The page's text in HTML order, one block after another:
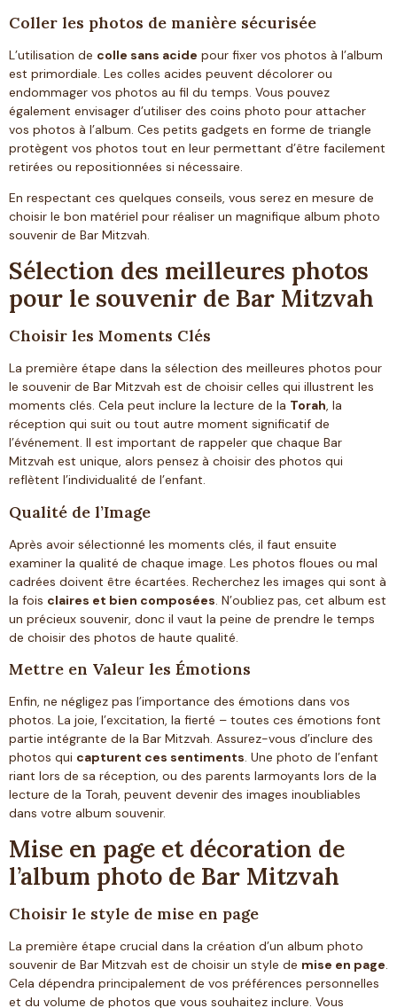
Coller les photos de manière sécurisée
L’utilisation de colle sans acide pour fixer vos photos à l’album
est primordiale. Les colles acides peuvent décolorer ou
endommager vos photos au fil du temps. Vous pouvez
également envisager d’utiliser des coins photo pour attacher
vos photos à l’album. Ces petits gadgets en forme de triangle
protègent vos photos tout en leur permettant d’être facilement
retirées ou repositionnées si nécessaire.
En respectant ces quelques conseils, vous serez en mesure de
choisir le bon matériel pour réaliser un magnifique album photo
souvenir de Bar Mitzvah.
Sélection des meilleures photos
pour le souvenir de Bar Mitzvah
Choisir les Moments Clés
La première étape dans la sélection des meilleures photos pour
le souvenir de Bar Mitzvah est de choisir celles qui illustrent les
moments clés. Cela peut inclure la lecture de la Torah, la
réception qui suit ou tout autre moment significatif de
l’événement. Il est important de rappeler que chaque Bar
Mitzvah est unique, alors pensez à choisir des photos qui
reflètent l’individualité de l’enfant.
Qualité de l’Image
Après avoir sélectionné les moments clés, il faut ensuite
examiner la qualité de chaque image. Les photos floues ou mal
cadrées doivent être écartées. Recherchez les images qui sont à
la fois claires et bien composées. N’oubliez pas, cet album est
un précieux souvenir, donc il vaut la peine de prendre le temps
de choisir des photos de haute qualité.
Mettre en Valeur les Émotions
Enfin, ne négligez pas l’importance des émotions dans vos
photos. La joie, l’excitation, la fierté – toutes ces émotions font
partie intégrante de la Bar Mitzvah. Assurez-vous d’inclure des
photos qui capturent ces sentiments. Une photo de l’enfant
riant lors de sa réception, ou des parents larmoyants lors de la
lecture de la Torah, peuvent devenir des images inoubliables
dans votre album souvenir.
Mise en page et décoration de
l’album photo de Bar Mitzvah
Choisir le style de mise en page
La première étape crucial dans la création d’un album photo
souvenir de Bar Mitzvah est de choisir un style de mise en page.
Cela dépendra principalement de vos préférences personnelles
et du volume de photos que vous souhaitez inclure. Vous